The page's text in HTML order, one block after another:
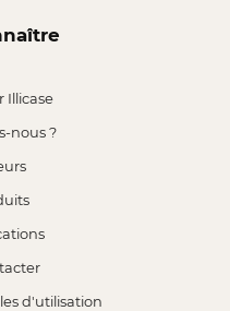
Illicase
nous ?
d'utilisation